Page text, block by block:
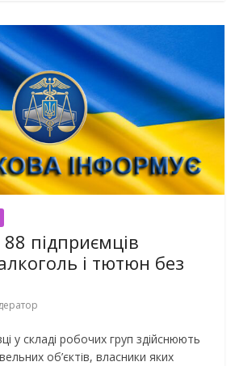
підприємців
і тютюн без
у складі робочих груп здійснюють
об’єктів, власники яких